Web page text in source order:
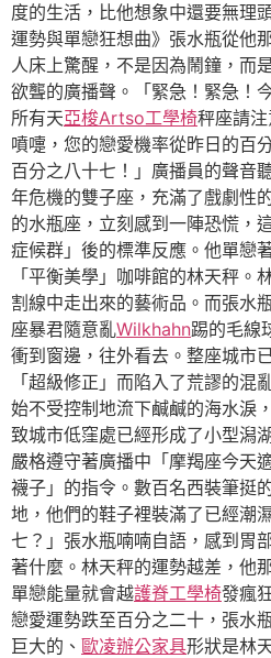
度的生活，比他想象中還要無理
運勢與單戀狂想曲》張水瓶從他
人床上驚醒，不是因為鬧鐘，而
欲聾的廣播聲。「緊急！緊急！
所有天亞梭Artso工學椅秤座請
噴嚏，您的戀愛機率從昨日的百
百分之八十七！」廣播員的聲音
年危機的雙子座，充滿了戲劇性
的水瓶座，立刻感到一陣恐慌，
症候群」後的標準反應。他單戀
「平衡美學」咖啡館的林天秤。
割線中走出來的藝術品。而張水
座暴君隨意亂Wilkhahn踢的毛線
衝到窗邊，往外看去。整座城市
「超級修正」而陷入了荒謬的混
始不受控制地流下鹹鹹的海水淚
致城市低窪處已經形成了小型潟
嚴格遵守著廣播中「摩羯座今天
襪子」的指令。數百名西裝筆挺
地，他們的鞋子裡裝滿了已經潮
七？」張水瓶喃喃自語，感到胃
著什麼。林天秤的運勢越差，他
單戀能量就會越護脊工學椅發瘋
戀愛運勢跌至百分之二十，張水
巨大的、 歐凌辦公家具形狀是林